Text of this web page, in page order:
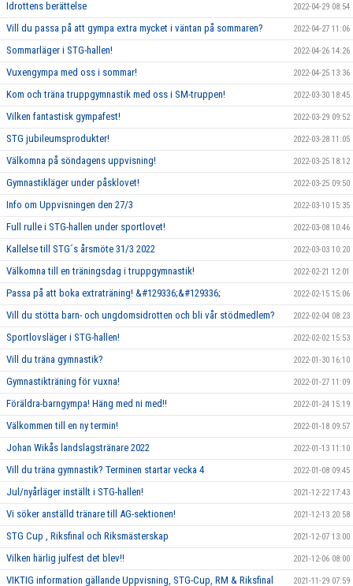
Idrottens berättelse 2022-04-29 08:54
Vill du passa på att gympa extra mycket i väntan på sommaren? 2022-04-27 11:06
Sommarläger i STG-hallen! 2022-04-26 14:26
Vuxengympa med oss i sommar! 2022-04-25 13:36
Kom och träna truppgymnastik med oss i SM-truppen! 2022-03-30 18:45
Vilken fantastisk gympafest! 2022-03-29 09:52
STG jubileumsprodukter! 2022-03-28 11:05
Välkomna på söndagens uppvisning! 2022-03-25 18:12
Gymnastikläger under påsklovet! 2022-03-25 09:50
Info om Uppvisningen den 27/3 2022-03-10 15:35
Full rulle i STG-hallen under sportlovet! 2022-03-08 10:46
Kallelse till STG´s årsmöte 31/3 2022 2022-03-03 10:20
Välkomna till en träningsdag i truppgymnastik! 2022-02-21 12:01
Passa på att boka extraträning! &#129336;&#129336; 2022-02-15 15:06
Vill du stötta barn- och ungdomsidrotten och bli vår stödmedlem? 2022-02-04 08:23
Sportlovsläger i STG-hallen! 2022-02-02 15:53
Vill du träna gymnastik? 2022-01-30 16:10
Gymnastikträning för vuxna! 2022-01-27 11:09
Föräldra-barngympa! Häng med ni med!! 2022-01-24 15:19
Välkommen till en ny termin! 2022-01-18 09:57
Johan Wikås landslagstränare 2022 2022-01-13 11:10
Vill du träna gymnastik? Terminen startar vecka 4 2022-01-08 09:45
Jul/nyårläger inställt i STG-hallen! 2021-12-22 17:43
Vi söker anställd tränare till AG-sektionen! 2021-12-13 20:58
STG Cup , Riksfinal och Riksmästerskap 2021-12-07 13:00
Vilken härlig julfest det blev!! 2021-12-06 08:00
VIKTIG information gällande Uppvisning, STG-Cup, RM & Riksfinal 2021-11-29 07:59